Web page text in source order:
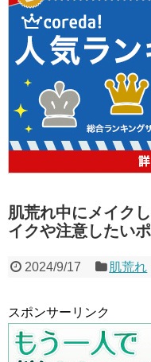
肌荒れ中にメイク
イクや注意したい
2024/9/17 肌荒れ
スポンサーリンク